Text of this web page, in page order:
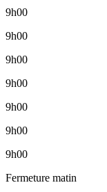
9h00
9h00
9h00
9h00
9h00
9h00
9h00
Fermeture matin